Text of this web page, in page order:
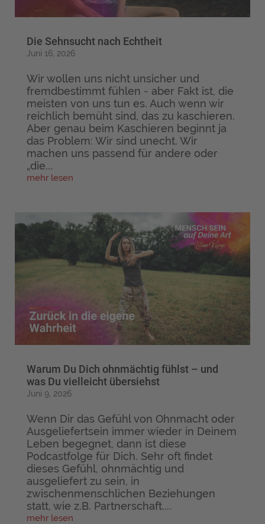
Die Sehnsucht nach Echtheit
Juni 16, 2026
Wir wollen uns nicht unsicher und
fremdbestimmt fühlen - aber Fakt ist, die
meisten von uns tun es. Auch wenn wir
reichlich bemüht sind, das zu kaschieren.
Aber genau beim Kaschieren beginnt ja
das Problem: Wir sind unecht. Wir
machen uns passend für andere oder
„die...
mehr lesen
Warum Du Dich ohnmächtig fühlst – und
was Du vielleicht übersiehst
Juni 9, 2026
Wenn Dir das Gefühl von Ohnmacht oder
Ausgeliefertsein immer wieder in Deinem
Leben begegnet, dann ist diese
Podcastfolge für Dich. Sehr oft findet
dieses Gefühl, ohnmächtig und
ausgeliefert zu sein, in
zwischenmenschlichen Beziehungen
statt, wie z.B. Partnerschaft....
mehr lesen